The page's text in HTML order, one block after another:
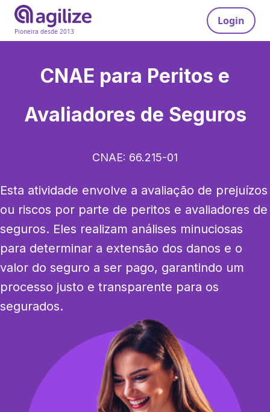
Pioneira desde 2013
Login
CNAE para Peritos e
Avaliadores de Seguros
CNAE: 66.215-01
Esta atividade envolve a avaliação de prejuízos
ou riscos por parte de peritos e avaliadores de
seguros. Eles realizam análises minuciosas
para determinar a extensão dos danos e o
valor do seguro a ser pago, garantindo um
processo justo e transparente para os
segurados.